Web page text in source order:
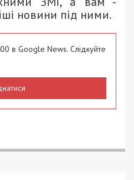
новини під ними.
в Google News. Слідкуйте